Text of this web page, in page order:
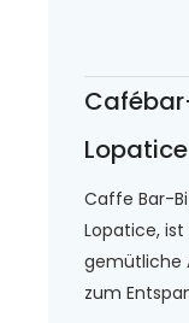
Lopatice
Caffe Bar-
Lopatice,
gemütliche
zum